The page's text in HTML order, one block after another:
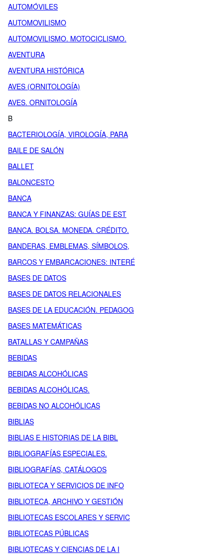
AUTOMÓVILES
AUTOMOVILISMO
AUTOMOVILISMO. MOTOCICLISMO.
AVENTURA
AVENTURA HISTÓRICA
AVES (ORNITOLOGÍA)
AVES. ORNITOLOGÍA
B
BACTERIOLOGÍA, VIROLOGÍA, PARA
BAILE DE SALÓN
BALLET
BALONCESTO
BANCA
BANCA Y FINANZAS: GUÍAS DE EST
BANCA. BOLSA. MONEDA. CRÉDITO.
BANDERAS, EMBLEMAS, SÍMBOLOS,
BARCOS Y EMBARCACIONES: INTERÉ
BASES DE DATOS
BASES DE DATOS RELACIONALES
BASES DE LA EDUCACIÓN. PEDAGOG
BASES MATEMÁTICAS
BATALLAS Y CAMPAÑAS
BEBIDAS
BEBIDAS ALCOHÓLICAS
BEBIDAS ALCOHÓLICAS.
BEBIDAS NO ALCOHÓLICAS
BIBLIAS
BIBLIAS E HISTORIAS DE LA BIBL
BIBLIOGRAFÍAS ESPECIALES.
BIBLIOGRAFÍAS, CATÁLOGOS
BIBLIOTECA Y SERVICIOS DE INFO
BIBLIOTECA, ARCHIVO Y GESTIÓN
BIBLIOTECAS ESCOLARES Y SERVIC
BIBLIOTECAS PÚBLICAS
BIBLIOTECAS Y CIENCIAS DE LA I